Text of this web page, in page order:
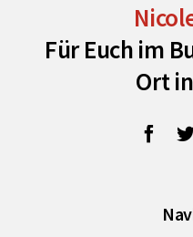
Für Euch im
Ort